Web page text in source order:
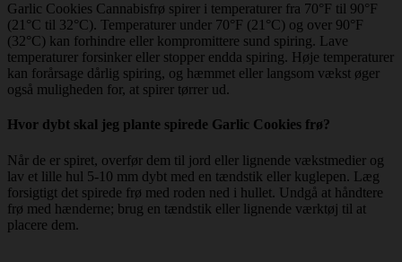
Garlic Cookies Cannabisfrø spirer i temperaturer fra 70°F til 90°F
(21°C til 32°C). Temperaturer under 70°F (21°C) og over 90°F
(32°C) kan forhindre eller kompromittere sund spiring. Lave
temperaturer forsinker eller stopper endda spiring. Høje temperaturer
kan forårsage dårlig spiring, og hæmmet eller langsom vækst øger
også muligheden for, at spirer tørrer ud.
Hvor dybt skal jeg plante spirede Garlic Cookies frø?
Når de er spiret, overfør dem til jord eller lignende vækstmedier og
lav et lille hul 5-10 mm dybt med en tændstik eller kuglepen. Læg
forsigtigt det spirede frø med roden ned i hullet. Undgå at håndtere
frø med hænderne; brug en tændstik eller lignende værktøj til at
placere dem.